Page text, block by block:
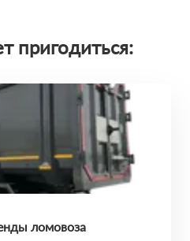
пригодиться:
ломовоза